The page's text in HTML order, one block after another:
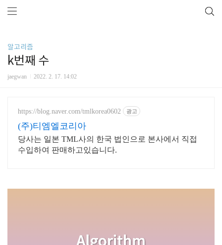
알고리즘
k번째 수
jaegwan 2022. 2. 17. 14:02
https://blog.naver.com/tmlkorea0602 광고
(주)티엠엘코리아
당사는 일본 TML사의 한국 법인으로 본사에서 직접
수입하여 판매하고있습니다.